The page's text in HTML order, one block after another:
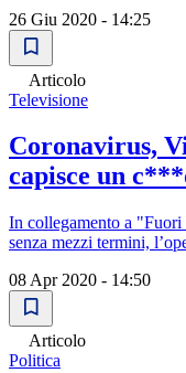
26 Giu 2020 - 14:25
Articolo
Televisione
Coronavirus,
capisce un
In collegamento a
senza mezzi termini,
08 Apr 2020 - 14:50
Articolo
Politica